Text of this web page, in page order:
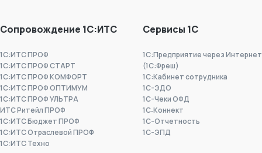
Сопровождение 1С:ИТС
1С:ИТС ПРОФ
1С:ИТС ПРОФ СТАРТ
1С:ИТС ПРОФ КОМФОРТ
1С:ИТС ПРОФ ОПТИМУМ
1С:ИТС ПРОФ УЛЬТРА
ИТС Ритейл ПРОФ
1С:ИТС Бюджет ПРОФ
1С:ИТС Отраслевой ПРОФ
1С:ИТС Техно
Сервисы 1С
1С:Предприятие через Интернет
(1С:Фреш)
1С:Кабинет сотрудника
1С-ЭДО
1С-Чеки ОФД
1С‑Коннект
1C-Отчетность
1С-ЭПД